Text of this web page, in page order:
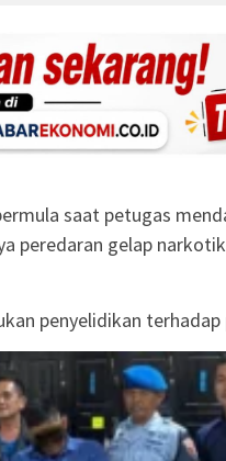
saat petugas
peredaran gelap
penyelidikan terhadap